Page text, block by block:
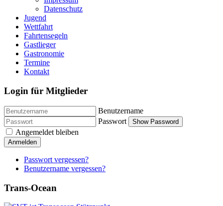
Datenschutz
Jugend
Wettfahrt
Fahrtensegeln
Gastlieger
Gastronomie
Termine
Kontakt
Login für Mitglieder
Benutzername
Passwort
Show Password
Angemeldet bleiben
Anmelden
Passwort vergessen?
Benutzername vergessen?
Trans-Ocean